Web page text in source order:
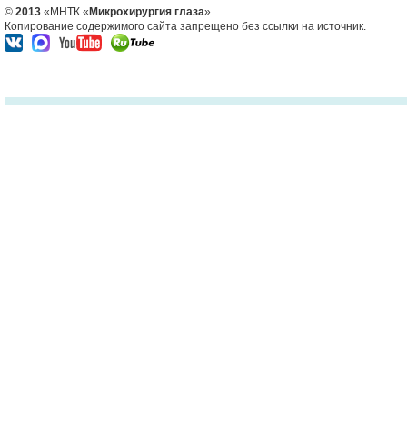
© 2013 «МНТК « Микрохирургия глаза»
Копирование содержимого сайта запрещено без ссылки на источник.